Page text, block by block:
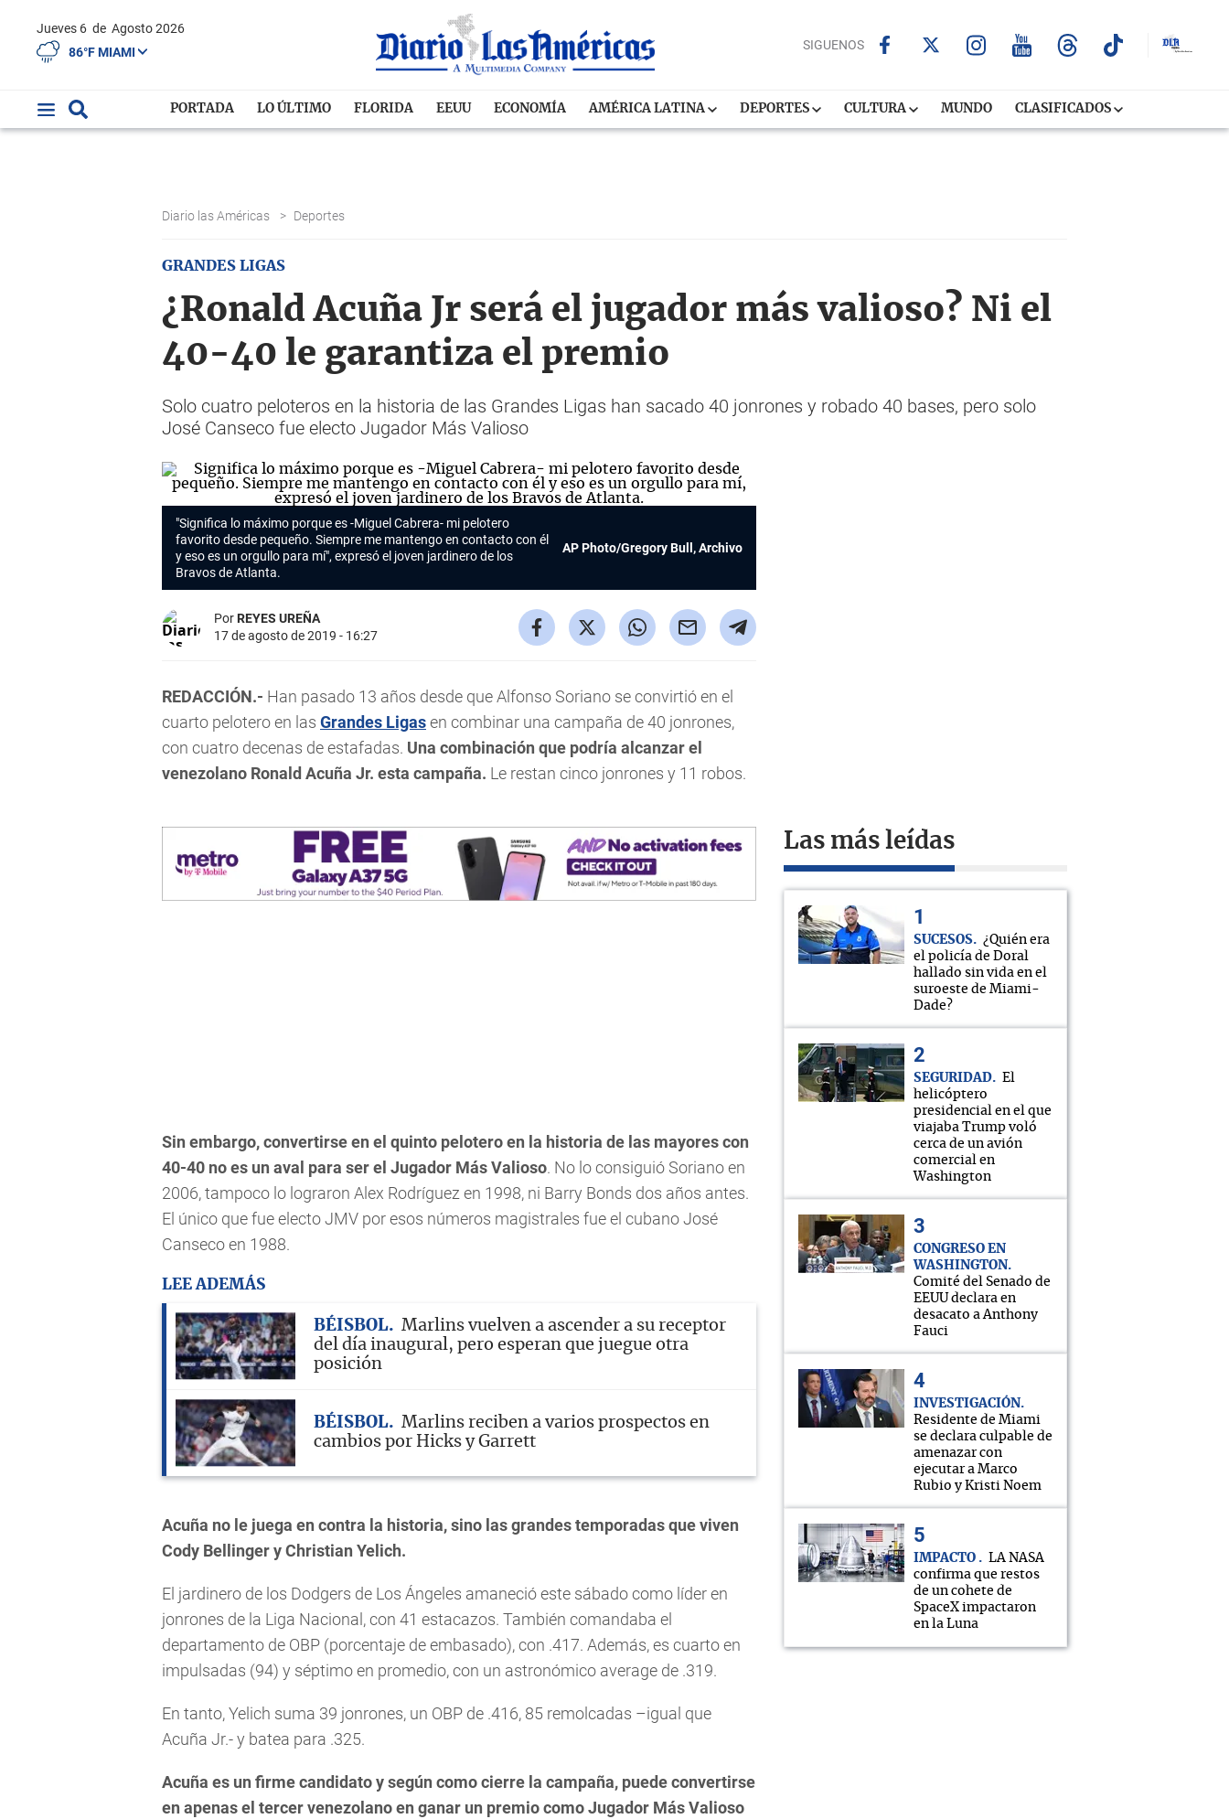
Jueves 6 de Agosto 2026
86°F MIAMI
SIGUENOS
PORTADA LO ÚLTIMO FLORIDA EEUU ECONOMÍA AMÉRICA LATINA DEPORTES CULTURA MUNDO CLASIFICADOS
Diario las Américas > Deportes
GRANDES LIGAS
¿Ronald Acuña Jr será el jugador más valioso? Ni el
40-40 le garantiza el premio
Solo cuatro peloteros en la historia de las Grandes Ligas han sacado 40 jonrones y robado 40 bases, pero solo
José Canseco fue electo Jugador Más Valioso
"Significa lo máximo porque es -Miguel Cabrera- mi pelotero
favorito desde pequeño. Siempre me mantengo en contacto con él
y eso es un orgullo para mí", expresó el joven jardinero de los
Bravos de Atlanta.
AP Photo/Gregory Bull, Archivo
PorREYES UREÑA
17 de agosto de 2019 - 16:27
REDACCIÓN.- Han pasado 13 años desde que Alfonso Soriano se convirtió en el
cuarto pelotero en las Grandes Ligasen combinar una campaña de 40 jonrones,
con cuatro decenas de estafadas. Una combinación que podría alcanzar el
venezolano Ronald Acuña Jr. esta campaña. Le restan cinco jonrones y 11 robos.
Sin embargo, convertirse en el quinto pelotero en la historia de las mayores con
40-40 no es un aval para ser el Jugador Más Valioso. No lo consiguió Soriano en
2006, tampoco lo lograron Alex Rodríguez en 1998, ni Barry Bonds dos años antes.
El único que fue electo JMV por esos números magistrales fue el cubano José
Canseco en 1988.
LEE ADEMÁS
BÉISBOL
Marlins vuelven a ascender a su receptor
del día inaugural, pero esperan que juegue otra
posición
BÉISBOL
Marlins reciben a varios prospectos en
cambios por Hicks y Garrett
Acuña no le juega en contra la historia, sino las grandes temporadas que viven
Cody Bellinger y Christian Yelich.
El jardinero de los Dodgers de Los Ángeles amaneció este sábado como líder en
jonrones de la Liga Nacional, con 41 estacazos. También comandaba el
departamento de OBP (porcentaje de embasado), con .417. Además, es cuarto en
impulsadas (94) y séptimo en promedio, con un astronómico average de .319.
En tanto, Yelich suma 39 jonrones, un OBP de .416, 85 remolcadas –igual que
Acuña Jr.- y batea para .325.
Acuña es un firme candidato y según como cierre la campaña, puede convertirse
en apenas el tercer venezolano en ganar un premio como Jugador Más Valioso
Las más leídas
SUCESOS
¿Quién era
el policía de Doral
hallado sin vida en el
suroeste de Miami-
Dade?
SEGURIDAD
El
helicóptero
presidencial en el que
viajaba Trump voló
cerca de un avión
comercial en
Washington
CONGRESO EN
WASHINGTON
Comité del Senado de
EEUU declara en
desacato a Anthony
Fauci
INVESTIGACIÓN
Residente de Miami
se declara culpable de
amenazar con
ejecutar a Marco
Rubio y Kristi Noem
IMPACTO
LA NASA
confirma que restos
de un cohete de
SpaceX impactaron
en la Luna